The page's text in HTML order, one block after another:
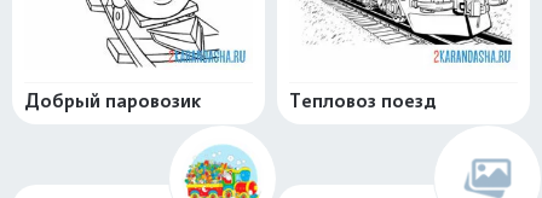
Добрый паровозик Тепловоз поезд